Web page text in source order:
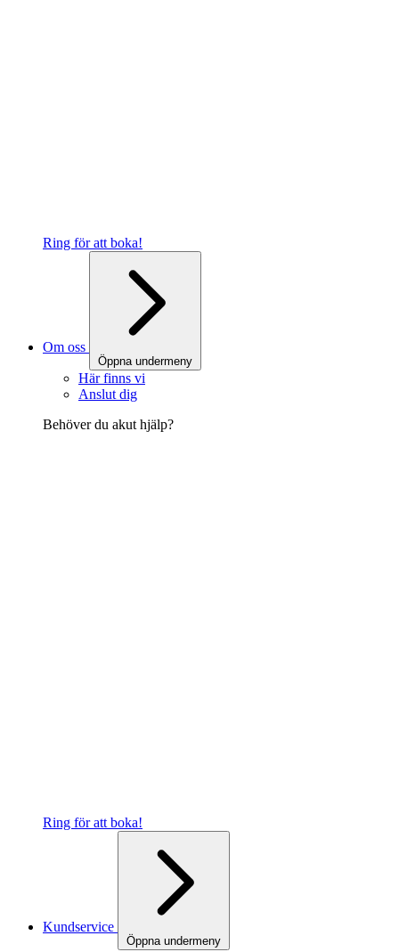
Ring för att boka!
Om oss
Öppna undermeny
Här finns vi
Anslut dig
Behöver du akut hjälp?
Ring för att boka!
Kundservice
Öppna undermeny